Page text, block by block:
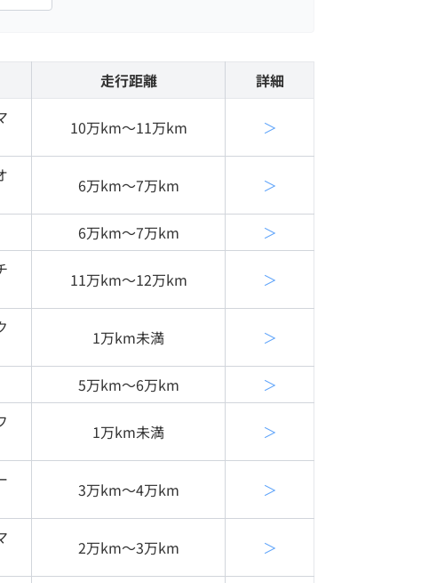
走行距離 詳細
10万km〜11万km ＞
6万km〜7万km ＞
6万km〜7万km ＞
11万km〜12万km ＞
1万km未満 ＞
5万km〜6万km ＞
1万km未満 ＞
3万km〜4万km ＞
2万km〜3万km ＞